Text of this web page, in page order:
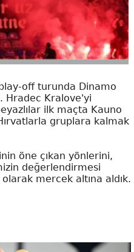
off turunda Dinamo
Hradec Kralove'yi
ilk maçta Kauno
gruplara kalmak
öne çıkan yönlerini,
değerlendirmesi
mercek altına aldık.